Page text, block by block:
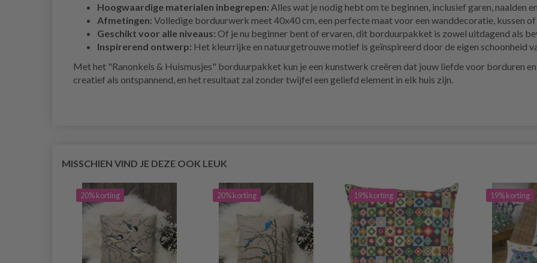
Hoogwaardige materialen inbegrepen: Alles wat je nodig hebt om te beginnen, inclusief garen, naalden
Afmetingen: Volledige borduurwerk meet 40x40 cm, een perfecte maat voor een wanddecoratie, kussen of
Geschikt voor alle niveaus: Of je nu beginner bent of ervaren, dit borduurpakket is zowel uitdagend als
Inspirerend ontwerp: Het kleurrijke en natuurgetrouwe motief is geïnspireerd door de eigen schoonheid
Met het "Ranonkels & Huismusjes" borduurpakket kun je een kunstwerk creëren dat jouw liefde voor borduren
creatief als ontspannend, en het resultaat zal zonder twijfel een geliefd element in elk huis zijn.
MISSCHIEN VIND JE DEZE OOK LEUK
20% korting 20% korting 19% korting 19% korting